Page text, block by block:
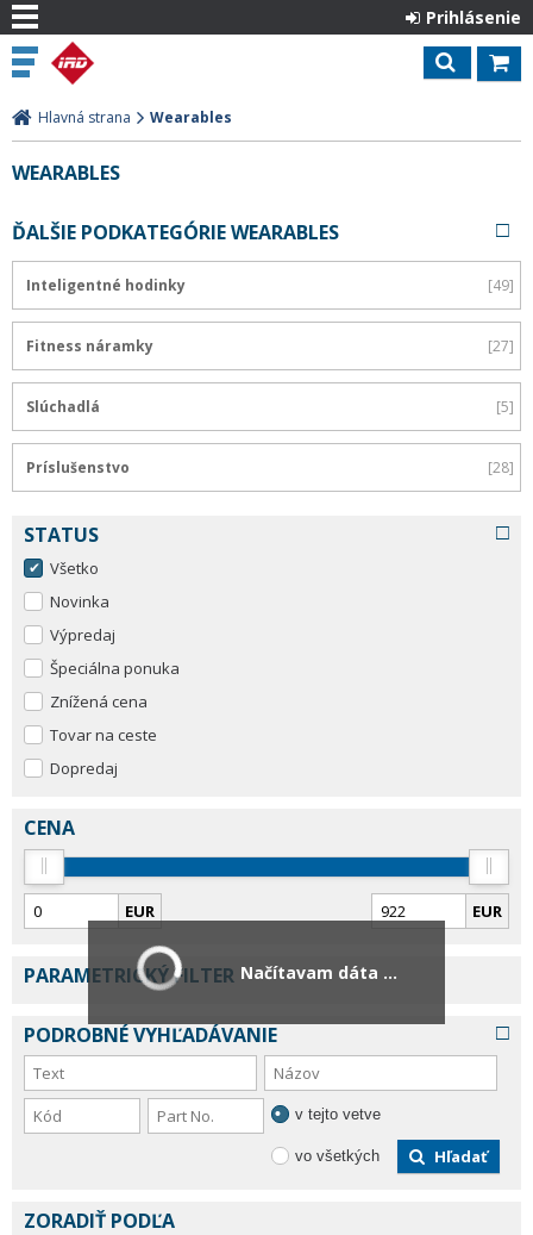
Prihlásenie
Hlavná strana Wearables
WEARABLES
ĎALŠIE PODKATEGÓRIE WEARABLES
Inteligentné hodinky 49
Fitness náramky 27
Slúchadlá 5
Príslušenstvo 28
STATUS
Všetko
Novinka
Výpredaj
Špeciálna ponuka
Znížená cena
Tovar na ceste
Dopredaj
CENA
EUR EUR
PARAMETRICKÝ FILTER
PODROBNÉ VYHĽADÁVANIE
v tejto vetve
vo všetkých Hľadať
ZORADIŤ PODĽA
Načítavam dáta ...